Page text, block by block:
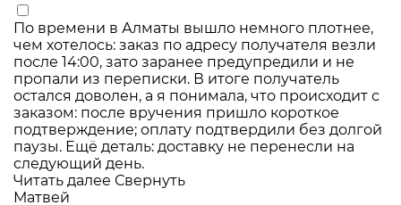
По времени в Алматы вышло немного плотнее,
чем хотелось: заказ по адресу получателя везли
после 14:00, зато заранее предупредили и не
пропали из переписки. В итоге получатель
остался доволен, а я понимала, что происходит с
заказом: после вручения пришло короткое
подтверждение; оплату подтвердили без долгой
паузы. Ещё деталь: доставку не перенесли на
следующий день.
Читать далее Свернуть
Матвей